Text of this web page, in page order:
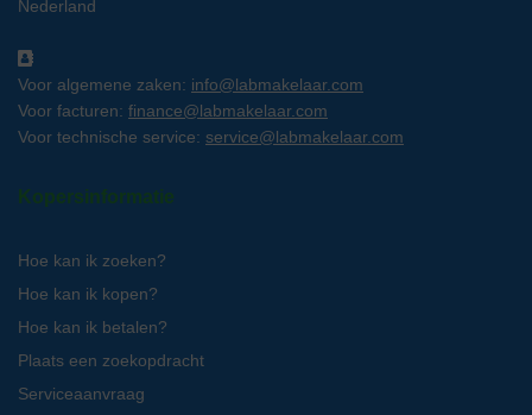
Nederland
Voor algemene zaken: info@labmakelaar.com
Voor facturen: finance@labmakelaar.com
Voor technische service: service@labmakelaar.com
Kopersinformatie
Hoe kan ik zoeken?
Hoe kan ik kopen?
Hoe kan ik betalen?
Plaats een zoekopdracht
Serviceaanvraag